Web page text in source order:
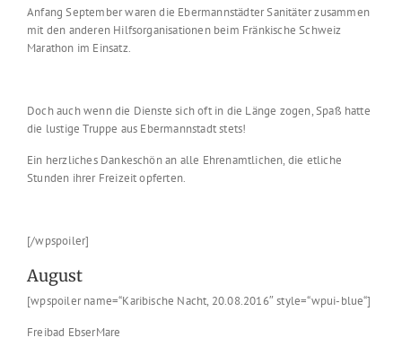
Anfang September waren die Ebermannstädter Sanitäter zusammen
mit den anderen Hilfsorganisationen beim Fränkische Schweiz
Marathon im Einsatz.
Doch auch wenn die Dienste sich oft in die Länge zogen, Spaß hatte
die lustige Truppe aus Ebermannstadt stets!
Ein herzliches Dankeschön an alle Ehrenamtlichen, die etliche
Stunden ihrer Freizeit opferten.
[/wpspoiler]
August
[wpspoiler name=“Karibische Nacht, 20.08.2016″ style=“wpui-blue“]
Freibad EbserMare